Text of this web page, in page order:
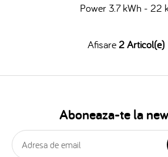
Power 3.7 kWh - 22
Afisare2 Articol(e)
Aboneaza-te la